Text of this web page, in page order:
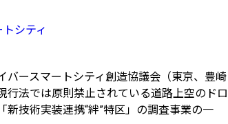
シティ
ースマートシティ創造協議会（東京、豊崎
法では原則禁止されている道路上空のドロ
技術実装連携“絆”特区」の調査事業の一